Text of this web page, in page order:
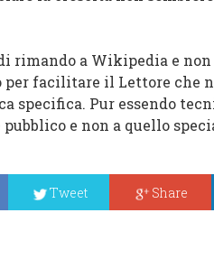
a Wikipedia e non a
per facilitare il Lettore che
specifica. Pur essendo
e non a quello
Tweet Share